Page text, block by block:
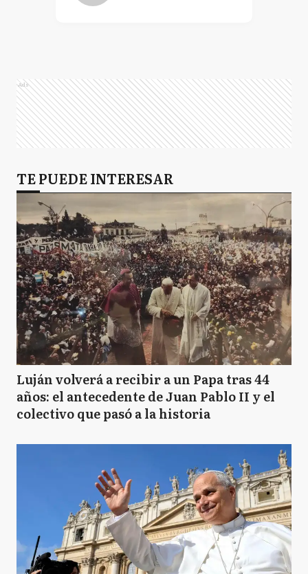
Ads
TE PUEDE INTERESAR
Luján volverá a recibir a un Papa tras 44
años: el antecedente de Juan Pablo II y el
colectivo que pasó a la historia